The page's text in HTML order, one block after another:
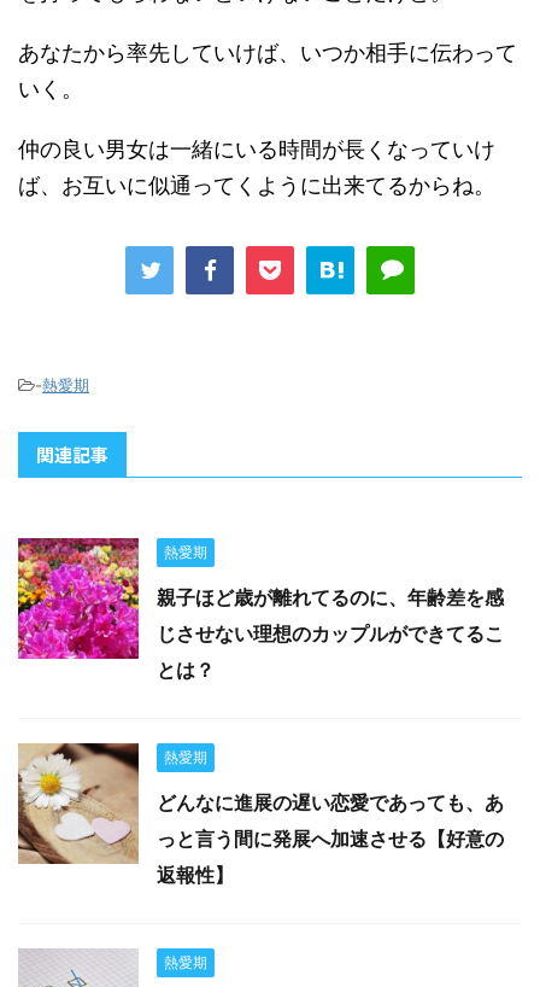
あなたから率先していけば、いつか相手に伝わって
いく。
仲の良い男女は一緒にいる時間が長くなっていけ
ば、お互いに似通ってくように出来てるからね。
-熱愛期
関連記事
熱愛期
親子ほど歳が離れてるのに、年齢差を感
じさせない理想のカップルができてるこ
とは？
熱愛期
どんなに進展の遅い恋愛であっても、あ
っと言う間に発展へ加速させる【好意の
返報性】
熱愛期